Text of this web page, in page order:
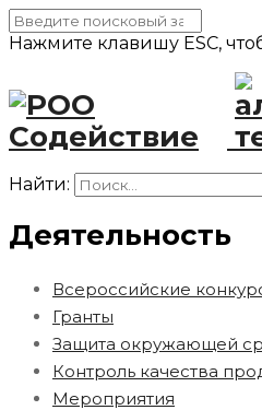
Нажмите клавишу ESC,
Найти:
Деятельность
Всероссийские
Гранты
Защита окружающей
Контроль качества
Мероприятия